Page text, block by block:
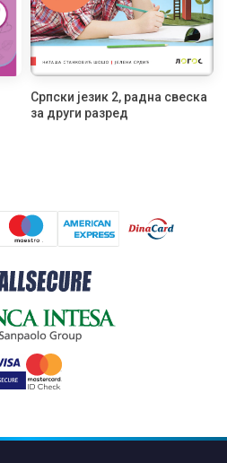
Српски језик 2, радна свеска
за други разред